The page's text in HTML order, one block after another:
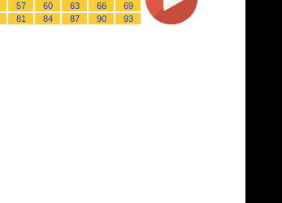
57 60 63 66
69
81 84 87 90 93